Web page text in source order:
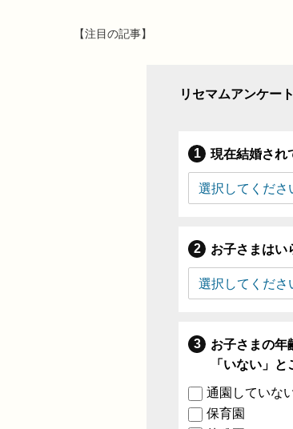
【注目の記事】
リセマムアンケー
現在結婚され
お子さまはい
お子さまの年
「いない」と
通園していな
保育園